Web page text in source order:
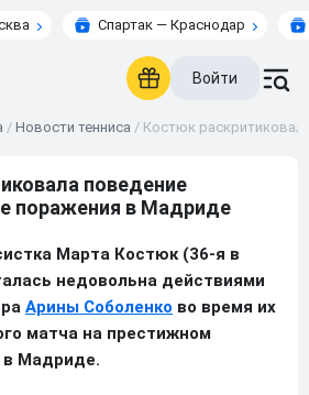
Спартак — Краснодар
Войти
/ Новости тенниса / Костюк
поведение
поражения в Мадриде
Марта Костюк (36-я в
недовольна действиями
Арины Соболенко во время их
матча на престижном
в Мадриде.